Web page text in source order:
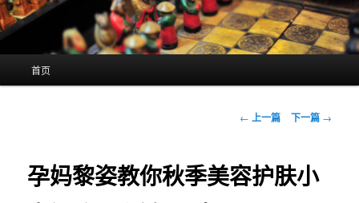
首页
文
航
← 上一篇 下一篇 →
孕妈黎姿教你秋季美容护肤小